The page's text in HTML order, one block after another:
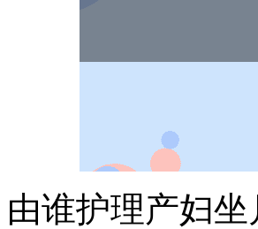
由谁护理产妇